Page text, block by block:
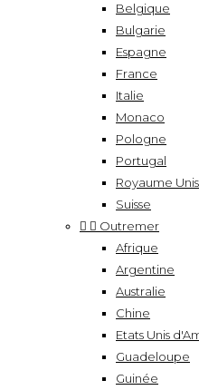
Belgique
Bulgarie
Espagne
France
Italie
Monaco
Pologne
Portugal
Royaume Unis
Suisse
  Outremer
Afrique
Argentine
Australie
Chine
Etats Unis
Guadeloupe
Guinée